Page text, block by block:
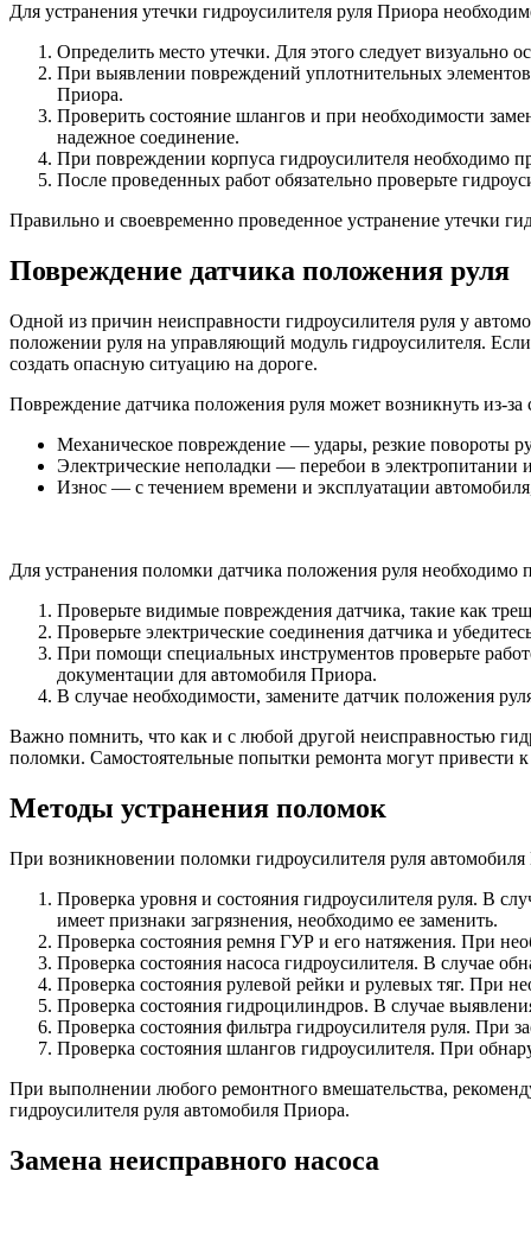
Для устранения утечки гидроусилителя руля Приора
Определить место утечки. Для этого следует визуально
При выявлении повреждений уплотнительных
Приора.
Проверить состояние шлангов и при необходимости
надежное соединение.
При повреждении корпуса гидроусилителя необходимо
После проведенных работ обязательно проверьте
Правильно и своевременно проведенное устранение утечки
Повреждение датчика положения руля
Одной из причин неисправности гидроусилителя руля у
положении руля на управляющий модуль гидроусилителя.
создать опасную ситуацию на дороге.
Повреждение датчика положения руля может возникнуть из-
Механическое повреждение — удары, резкие повороты
Электрические неполадки — перебои в электропитании
Износ — с течением времени и эксплуатации
Для устранения поломки датчика положения руля необходимо
Проверьте видимые повреждения датчика, такие как
Проверьте электрические соединения датчика и
При помощи специальных инструментов проверьте
документации для автомобиля Приора.
В случае необходимости, замените датчик положения
Важно помнить, что как и с любой другой неисправностью
поломки. Самостоятельные попытки ремонта могут
Методы устранения поломок
При возникновении поломки гидроусилителя руля автомобиля
Проверка уровня и состояния гидроусилителя руля. В
имеет признаки загрязнения, необходимо ее заменить.
Проверка состояния ремня ГУР и его натяжения. При
Проверка состояния насоса гидроусилителя. В случае
Проверка состояния рулевой рейки и рулевых тяг. При
Проверка состояния гидроцилиндров. В случае
Проверка состояния фильтра гидроусилителя руля. При
Проверка состояния шлангов гидроусилителя. При
При выполнении любого ремонтного вмешательства,
гидроусилителя руля автомобиля Приора.
Замена неисправного насоса